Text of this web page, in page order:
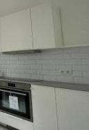
ce duplex
une colocation
💰 Loyers : �•
3 : 395€�➕
personne pour
les...